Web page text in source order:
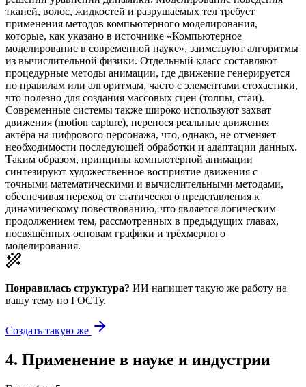
тканей, волос, жидкостей и разрушаемых тел требует
применения методов компьютерного моделирования,
которые, как указано в источнике «Компьютерное
моделирование в современной науке», заимствуют алгоритмы
из вычислительной физики. Отдельный класс составляют
процедурные методы анимации, где движение генерируется
по правилам или алгоритмам, часто с элементами стохастики,
что полезно для создания массовых сцен (толпы, стаи).
Современные системы также широко используют захват
движения (motion capture), перенося реальные движения
актёра на цифрового персонажа, что, однако, не отменяет
необходимости последующей обработки и адаптации данных.
Таким образом, принципы компьютерной анимации
синтезируют художественное восприятие движения с
точными математическими и вычислительными методами,
обеспечивая переход от статического представления к
динамическому повествованию, что является логическим
продолжением тем, рассмотренных в предыдущих главах,
посвящённых основам графики и трёхмерного
моделирования.
Понравилась структура? ИИ напишет такую же работу на
вашу тему по ГОСТу.
Создать такую же
4. Применение в науке и индустрии